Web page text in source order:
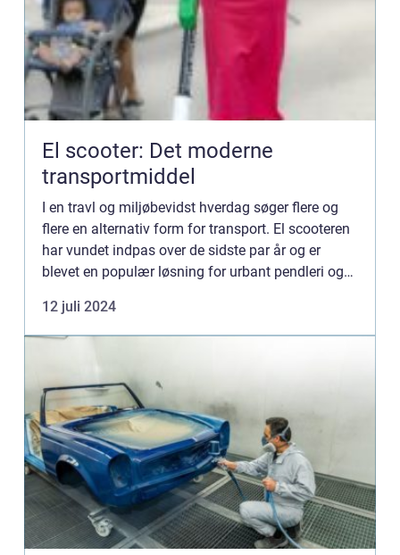
El scooter: Det moderne
transportmiddel
I en travl og miljøbevidst hverdag søger flere og
flere en alternativ form for transport. El scooteren
har vundet indpas over de sidste par år og er
blevet en populær løsning for urbant pendleri og
12 juli 2024